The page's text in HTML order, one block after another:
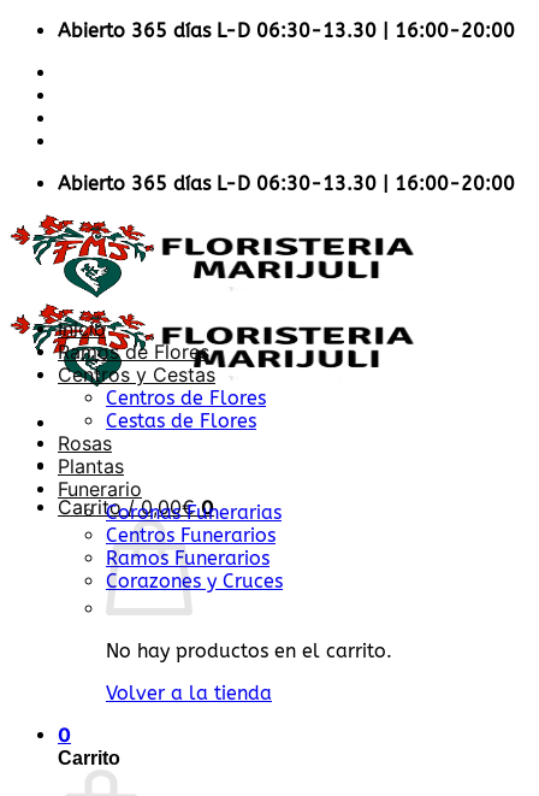
Saltar
contenido
Abierto 365 días L-D 06:30-13.30 | 16:00-20:00
Abierto 365 días L-D 06:30-13.30 | 16:00-20:00
Carrito /0,00€ 0
No hay productos en el carrito.
Volver a la tienda
0
Carrito
Inicio
Ramos de Flores
Centros y Cestas
Centros de Flores
Cestas de Flores
Rosas
Plantas
Funerario
Coronas Funerarias
Centros Funerarios
Ramos Funerarios
Corazones y Cruces